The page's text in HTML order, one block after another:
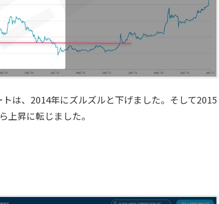
は、2014年にズルズルと下げました。そして2015
上昇に転じました。